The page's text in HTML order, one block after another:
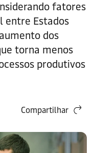
fatores
entre Estados
dos
torna menos
produtivos
Compartilhar